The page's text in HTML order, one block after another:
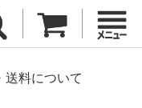
送料について